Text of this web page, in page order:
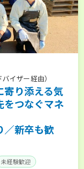
イザー経由）
寄り添える気
をつなぐマネ
／新卒も歓
未経験歓迎